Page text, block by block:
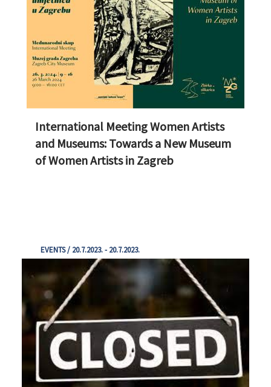
International Meeting Women Artists
and Museums: Towards a New Museum
of Women Artists in Zagreb
EVENTS / 20.7.2023. - 20.7.2023.